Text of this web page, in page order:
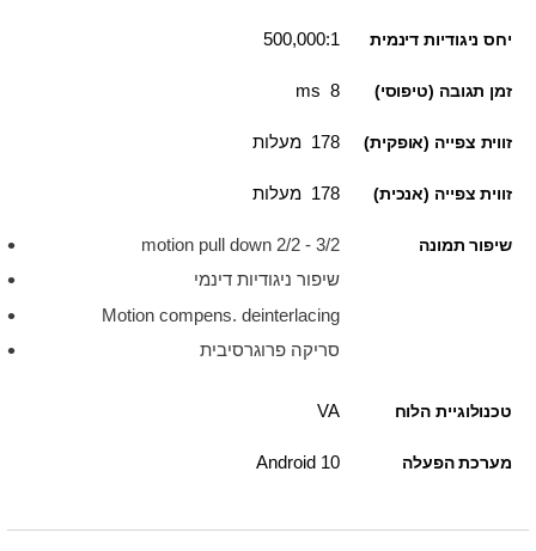
יחס ניגודיות דינמית 500,000:1
זמן תגובה (טיפוסי) 8 ms
זווית צפייה (אופקית) 178 מעלות
זווית צפייה (אנכית) 178 מעלות
שיפור תמונה
3/2 - 2/2 motion pull down
שיפור ניגודיות דינמי
Motion compens. deinterlacing
סריקה פרוגרסיבית
טכנולוגיית הלוח VA
מערכת הפעלה Android 10